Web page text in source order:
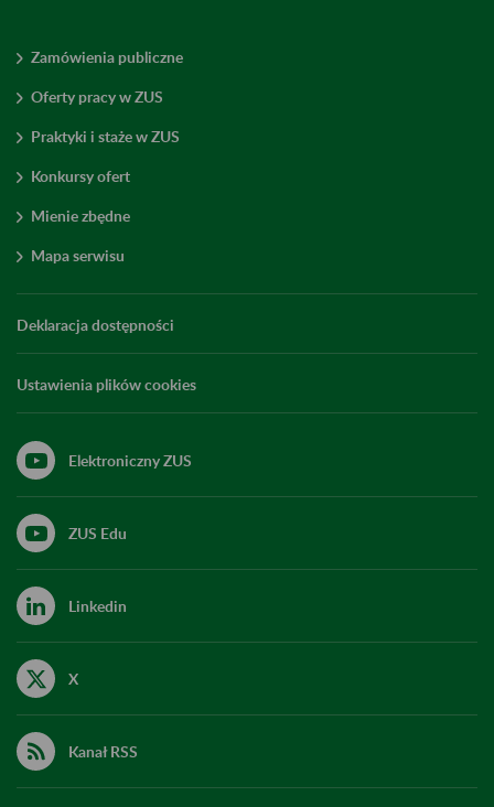
Zamówienia publiczne
Oferty pracy w ZUS
Praktyki i staże w ZUS
Konkursy ofert
Mienie zbędne
Mapa serwisu
Deklaracja dostępności
Ustawienia plików cookies
Elektroniczny ZUS
ZUS Edu
Linkedin
X
Kanał RSS